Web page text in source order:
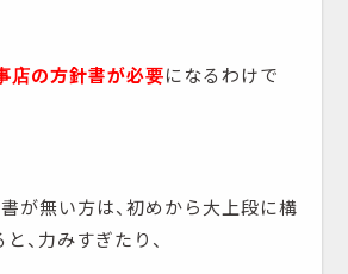
店の方針書が必要になるわけで
が無い方は、初めから大上段に構
、力みすぎたり、